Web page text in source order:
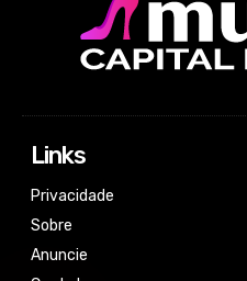
Links
Privacidade
Sobre
Anuncie